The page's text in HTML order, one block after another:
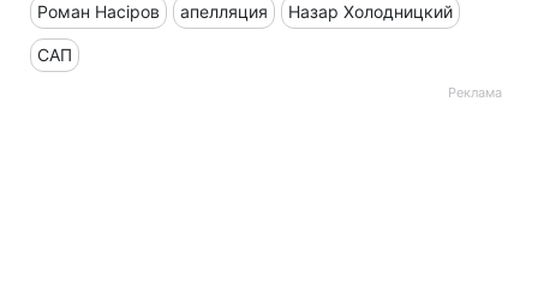
Роман Насіров апелляция Назар Холодницкий
САП